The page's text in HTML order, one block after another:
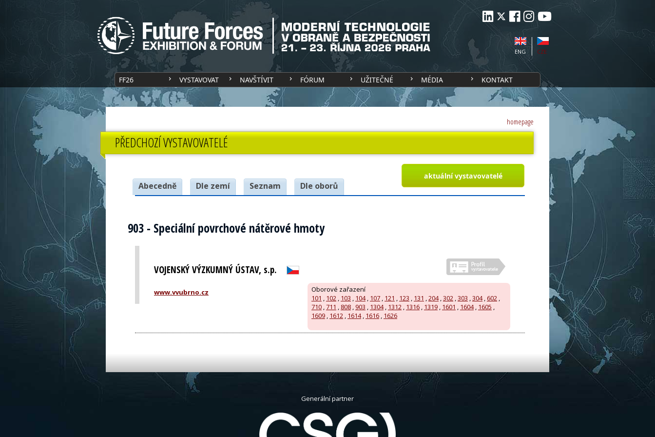
CZE
ENG
FF26 VYSTAVOVAT NAVŠTÍVIT FÓRUM UŽITEČNÉ MÉDIA KONTAKT
homepage
PŘEDCHOZÍ VYSTAVOVATELÉ
aktuální vystavovatelé
Abecedně Dle zemí Seznam Dle oborů
903 - Speciální povrchové nátěrové hmoty
VOJENSKÝ VÝZKUMNÝ ÚSTAV, s.p.
Oborové zařazení
101 , 102 , 103 , 104, 107 , 121 , 123 , 131 ,204,302 ,303 ,304, 602 ,
710 ,711 , 808 , 903 , 1304, 1312 , 1316 , 1319 , 1601 , 1604, 1605 ,
1609 , 1612 , 1614, 1616 , 1626
www.vvubrno.cz
Generální partner